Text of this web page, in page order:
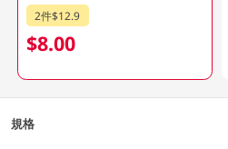
2件$12.9
$8.00
規格